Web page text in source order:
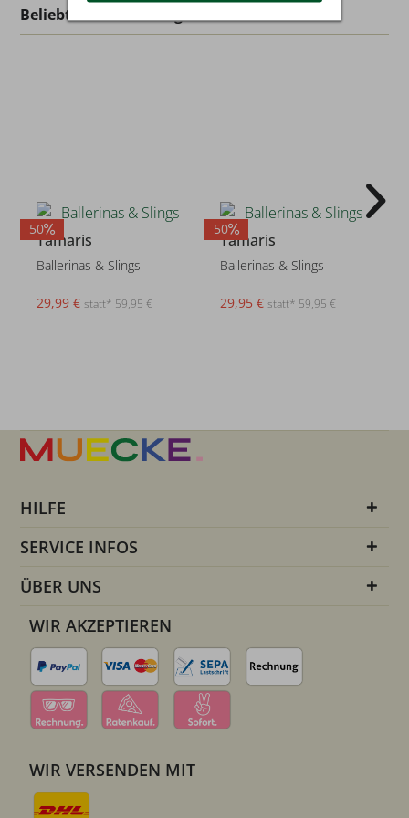
Beliebt in dieser Kategorie
50
Tamaris
Ballerinas & Slings
29,99 € statt* 59,95 €
50
Tamaris
Ballerinas & Slings
29,95 € statt* 59,95 €
HILFE
SERVICE INFOS
ÜBER UNS
WIR AKZEPTIEREN
WIR VERSENDEN MIT